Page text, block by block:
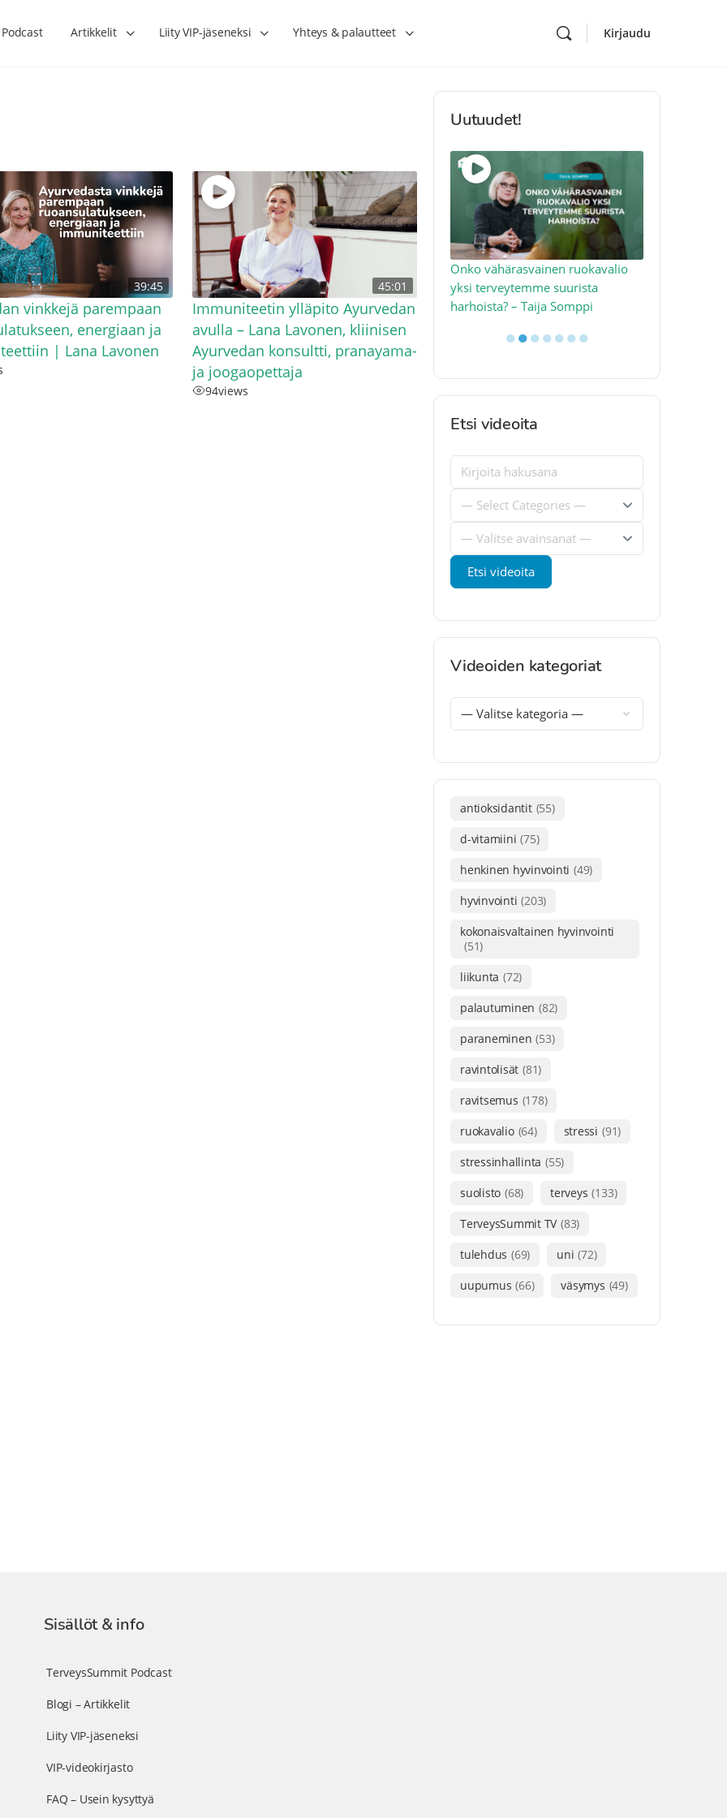
Podcast Artikkelit Liity VIP-jäseneksi Yhteys & palautteet Kirjaudu
39:45
vinkkejä parempaan
energiaan ja
| Lana Lavonen
45:01
Immuniteetin ylläpito Ayurvedan
avulla – Lana Lavonen, kliinisen
Ayurvedan konsultti, pranayama-
ja joogaopettaja
94views
Uutuudet!
Lihasharjoittelu on naisen tärkein
hormonihoito – Kaisa Jaakkola
Verisuonet priimakuntoon – näin
tuet verenkiertoa ruuan voimalla –
Hanna Voutilainen
Onko vähärasvainen ruokavalio
yksi terveytemme suurista
harhoista? – Taija Somppi
●●●●●●●
Etsi videoita
Videoiden kategoriat
antioksidantit (55)
d-vitamiini (75)
henkinen hyvinvointi (49)
hyvinvointi (203)
kokonaisvaltainen hyvinvointi
(51)
liikunta (72)
palautuminen (82)
paraneminen (53)
ravintolisät (81)
ravitsemus (178)
ruokavalio (64) stressi (91)
stressinhallinta (55)
suolisto (68) terveys (133)
TerveysSummit TV (83)
tulehdus (69) uni (72)
uupumus (66) väsymys (49)
Sisällöt & info
TerveysSummit Podcast
Blogi – Artikkelit
Liity VIP-jäseneksi
VIP-videokirjasto
FAQ – Usein kysyttyä